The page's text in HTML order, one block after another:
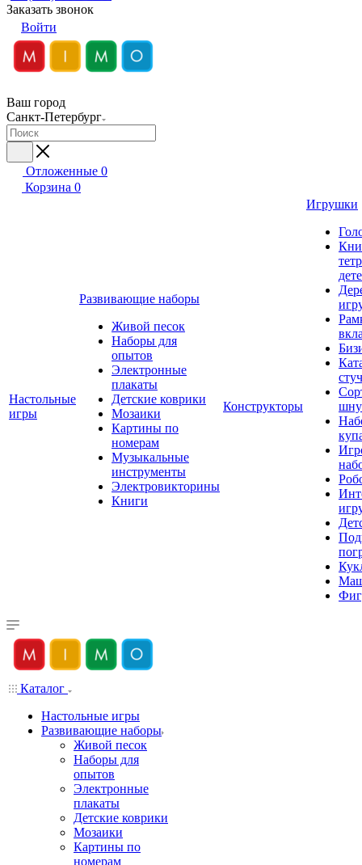
Заказать звонок
Войти
Ваш город
Санкт-Петербург
Отложенные 0
Корзина 0
Настольные
игры
Развивающие наборы
Живой песок
Наборы для
опытов
Электронные
плакаты
Детские коврики
Мозаики
Картины по
номерам
Музыкальные
инструменты
Электровикторины
Книги
Конструкторы
Игрушки
Каталог
Настольные игры
Развивающие наборы
Живой песок
Наборы для
опытов
Электронные
плакаты
Детские коврики
Мозаики
Картины по
номерам